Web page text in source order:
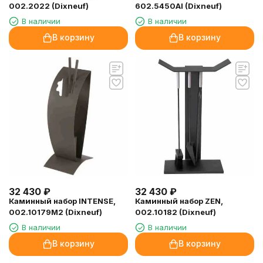
002.2022 (Dixneuf)
В наличии
В корзину
602.5450AI (Dixneuf)
В наличии
В корзину
32 430 ₽
Каминный набор INTENSE,
002.10179M2 (Dixneuf)
В наличии
В корзину
32 430 ₽
Каминный набор ZEN,
002.10182 (Dixneuf)
В наличии
В корзину